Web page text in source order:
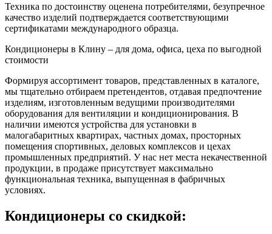
Техника по достоинству оценена потребителями, безупречное
качество изделий подтверждается соответствующими
сертификатами международного образца.
Кондиционеры в Клину – для дома, офиса, цеха по выгодной
стоимости
Формируя ассортимент товаров, представленных в каталоге,
мы тщательно отбираем претендентов, отдавая предпочтение
изделиям, изготовленным ведущими производителями
оборудования для вентиляции и кондиционирования. В
наличии имеются устройства для установки в
малогабаритных квартирах, частных домах, просторных
помещения спортивных, деловых комплексов и цехах
промышленных предприятий. У нас нет места некачественной
продукции, в продаже присутствует максимально
функциональная техника, выпущенная в фабричных
условиях.
Кондиционеры со скидкой: